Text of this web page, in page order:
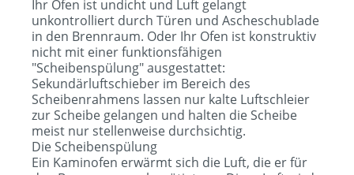
Ihr Ofen ist undicht und Luft gelangt
unkontrolliert durch Türen und Ascheschublade
in den Brennraum. Oder Ihr Ofen ist konstruktiv
nicht mit einer funktionsfähigen
"Scheibenspülung" ausgestattet:
Sekundärluftschieber im Bereich des
Scheibenrahmens lassen nur kalte Luftschleier
zur Scheibe gelangen und halten die Scheibe
meist nur stellenweise durchsichtig.
Die Scheibenspülung
Ein Kaminofen erwärmt sich die Luft, die er für